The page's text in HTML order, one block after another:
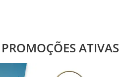
ATIVAS